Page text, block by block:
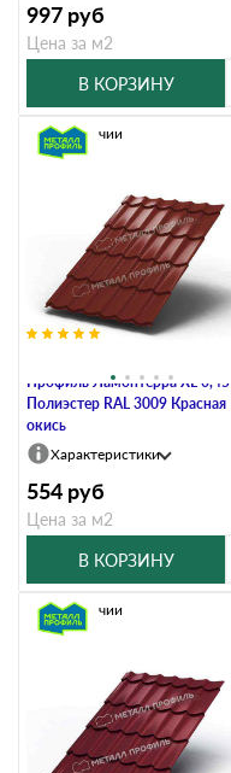
997 руб
Цена за м2
В КОРЗИНУ
Профиль Ламонтерра XL 0,45
Полиэстер RAL 3009 Красная
окись
В наличии
Характеристики
554 руб
Цена за м2
В КОРЗИНУ
В наличии